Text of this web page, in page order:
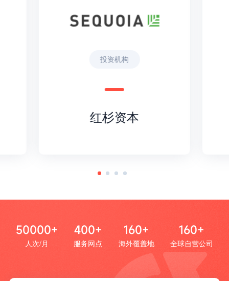
投资机构
红杉资本
50000+
人次/月
400+
服务网点
160+
海外覆盖地
160+
全球自营公司